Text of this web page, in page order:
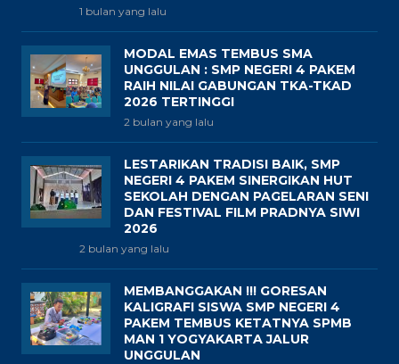
1 bulan yang lalu
MODAL EMAS TEMBUS SMA
UNGGULAN : SMP NEGERI 4 PAKEM
RAIH NILAI GABUNGAN TKA-TKAD
2026 TERTINGGI
2 bulan yang lalu
LESTARIKAN TRADISI BAIK, SMP
NEGERI 4 PAKEM SINERGIKAN HUT
SEKOLAH DENGAN PAGELARAN SENI
DAN FESTIVAL FILM PRADNYA SIWI
2026
2 bulan yang lalu
MEMBANGGAKAN !!! GORESAN
KALIGRAFI SISWA SMP NEGERI 4
PAKEM TEMBUS KETATNYA SPMB
MAN 1 YOGYAKARTA JALUR
UNGGULAN